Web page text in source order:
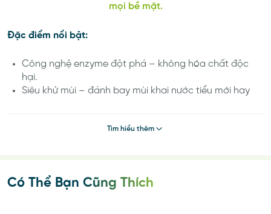
mọi bề mặt.
Đặc điểm nổi bật:
Công nghệ enzyme đột phá – không hóa chất độc
hại.
Siêu khử mùi – đánh bay mùi khai nước tiểu mới hay
Tẩy vết ố trên giường, nệm, sàn nhà do nước tiểu thú
liệu da…
Tìm hiểu thêm
Có Thể Bạn Cũng Thích